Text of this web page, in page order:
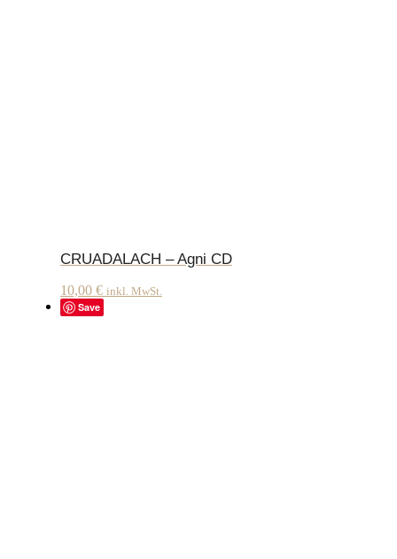
CRUADALACH – Agni CD
10,00 € inkl. MwSt.
Save